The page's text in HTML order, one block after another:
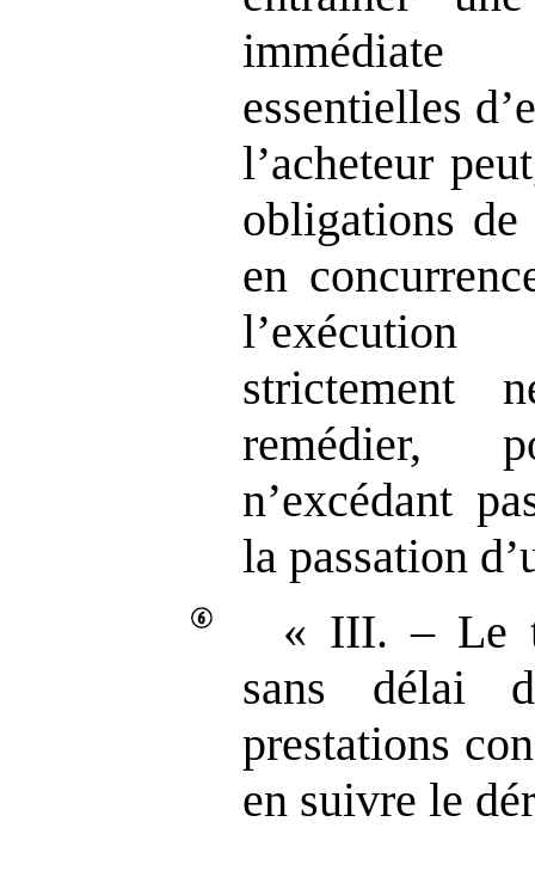
essentielles
l’acheteur
obligations
en
strictement
remédier,
n’excédant
la passation
« III. – Le
sans délai
prestations
en suivre le